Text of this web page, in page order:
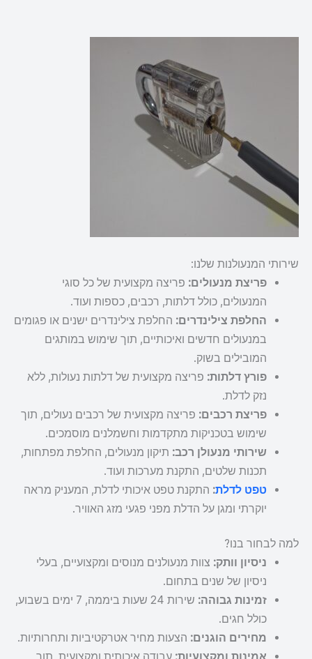
שירותי המנעולנות שלנו:
פריצת מנעולים: פריצה מקצועית של כל סוגי
המנעולים, כולל דלתות, רכבים, כספות ועוד.
החלפת צילינדרים: החלפת צילינדרים ישנים או פגומים
במנעולים חדשים ואיכותיים, תוך שימוש במותגים
המובילים בשוק.
פורץ דלתות: פריצה מקצועית של דלתות נעולות, ללא
נזק לדלת.
פריצת רכבים: פריצה מקצועית של רכבים נעולים, תוך
שימוש בטכניקות מתקדמות וחשמלנים מוסמכים.
שירותי מנעולן רכב: תיקון מנעולים, החלפת מפתחות,
תכנות שלטים, התקנת מערכות ועוד.
טפט לדלת: התקנת טפט איכותי לדלת, המעניק מראה
יוקרתי ומגן על הדלת מפני פגעי מזג האוויר.
למה לבחור בנו?
ניסיון וותק: צוות מנעולנים מנוסים ומקצועיים, בעלי
ניסיון של שנים בתחום.
זמינות גבוהה:
שירות 24 שעות ביממה, 7 ימים בשבוע,
כולל חגים.
מחירים הוגנים: הצעות מחיר אטרקטיביות ותחרותיות.